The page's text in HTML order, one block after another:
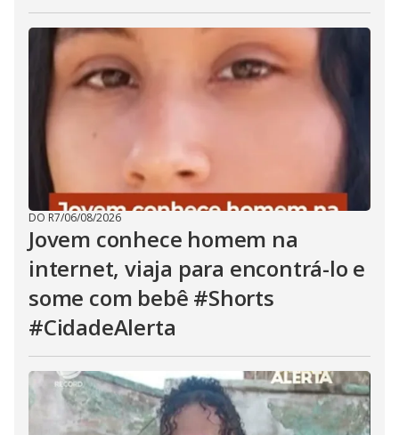
DO R7/06/08/2026
Jovem conhece homem na
internet, viaja para encontrá-lo e
some com bebê #Shorts
#CidadeAlerta